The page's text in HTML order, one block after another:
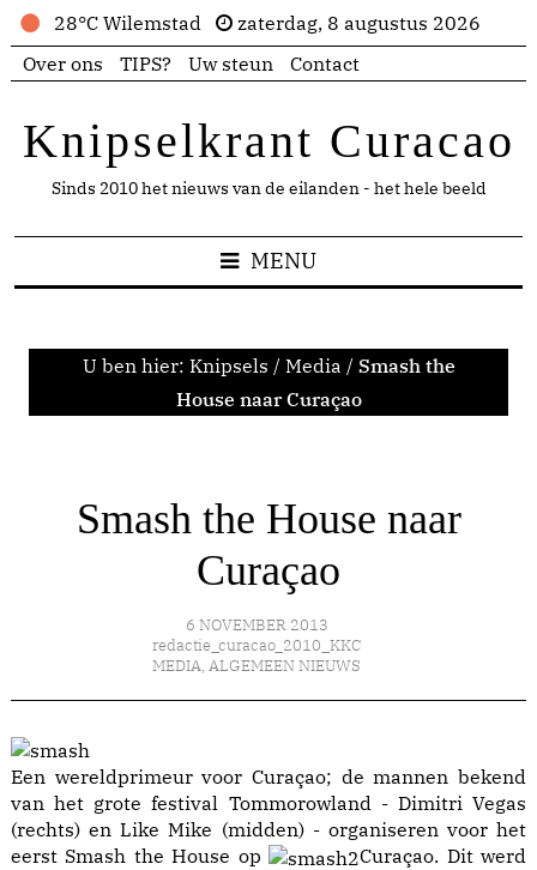
28°C Wilemstad
zaterdag, 8 augustus 2026
Over ons
TIPS? Uw steun Contact
Knipselkrant Curacao
Sinds 2010 het nieuws van de eilanden - het hele beeld
MENU
U ben hier: Knipsels / Media / Smash the
House naar Curaçao
Smash the House naar
Curaçao
6 NOVEMBER 2013
redactie_curacao_2010_KKC
MEDIA, ALGEMEEN NIEUWS
Een wereldprimeur voor Curaçao; de mannen bekend
van het grote festival Tommorowland - Dimitri Vegas
(rechts) en Like Mike (midden) - organiseren voor het
eerst Smash the House op
Curaçao. Dit werd